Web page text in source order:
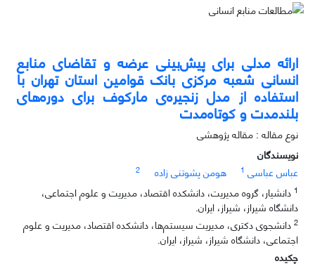
ارائه مدلی برای پیش‌بینی عرضه و تقاضای منابع
انسانی شعبه مرکزی بانک قوامین استان تهران با
استفاده از مدل زنجیره‌ی مارکوف برای دوره‌های
بلندمدت و کوتاه‌مدت
نوع مقاله : مقاله پژوهشی
نویسندگان
عباس عباسی 1 هومن پشوتنی زاده
2
1 دانشیار، گروه مدیریت، دانشکده اقتصاد، مدیریت و علوم اجتماعی،
دانشگاه شیراز، شیراز، ایران.
2 دانشجوی دکتری، مدیریت سیستم‌ها، دانشکده اقتصاد، مدیریت و علوم
اجتماعی، دانشگاه شیراز، شیراز، ایران.
چکیده